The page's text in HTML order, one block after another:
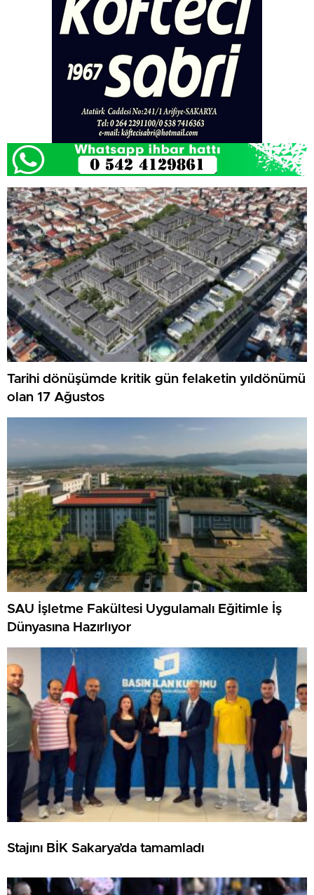
Tarihi dönüşümde kritik gün felaketin yıldönümü
olan 17 Ağustos
SAU İşletme Fakültesi Uygulamalı Eğitimle İş
Dünyasına Hazırlıyor
Stajını BİK Sakarya’da tamamladı